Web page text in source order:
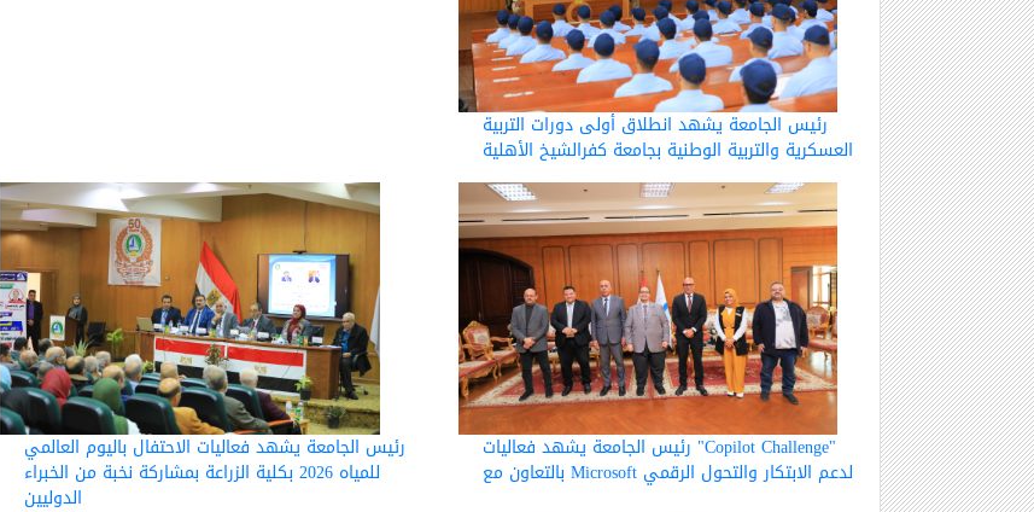
رئيس الجامعة يشهد انطلاق أولى دورات التربية
العسكرية والتربية الوطنية بجامعة كفرالشيخ الأهلية
رئيس الجامعة يشهد فعاليات الاحتفال باليوم العالمي
للمياه 2026 بكلية الزراعة بمشاركة نخبة من الخبراء
الدوليين
رئيس الجامعة يشهد فعاليات "Copilot Challenge"
بالتعاون مع Microsoft لدعم الابتكار والتحول الرقمي